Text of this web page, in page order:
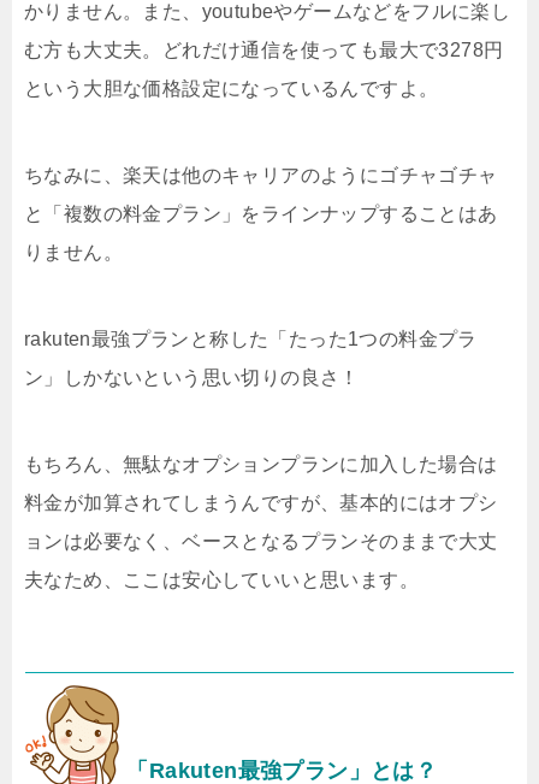
かりません。また、youtubeやゲームなどをフルに楽し
む方も大丈夫。どれだけ通信を使っても最大で3278円
という大胆な価格設定になっているんですよ。
ちなみに、楽天は他のキャリアのようにゴチャゴチャ
と「複数の料金プラン」をラインナップすることはあ
りません。
rakuten最強プランと称した「たった1つの料金プラ
ン」しかないという思い切りの良さ！
もちろん、無駄なオプションプランに加入した場合は
料金が加算されてしまうんですが、基本的にはオプシ
ョンは必要なく、ベースとなるプランそのままで大丈
夫なため、ここは安心していいと思います。
「Rakuten最強プラン」とは？